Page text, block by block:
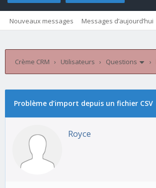
Nouveaux messages Messages d’aujourd’hui
Crème CRM › Utilisateurs › Questions ›
Problème d’import depuis un fichier CSV
Royce